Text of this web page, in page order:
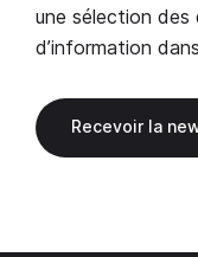
une sélection des
d’information